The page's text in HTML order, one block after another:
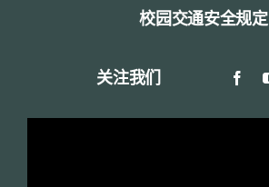
校园交通安全规定
关注我们